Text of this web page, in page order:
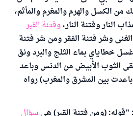
من الكسل والهرم والمغرم والمأثم،
النار وفتنة النار،وفتنة القبر
وشر فتنة الفقر ومن شر فتنة
خطاياي بماء الثلج والبرد ونق
الثوب الأبيض من الدنس وباعد
بين المشرق والمغرب) رواه
(ومن فتنة القبر) هيسؤال